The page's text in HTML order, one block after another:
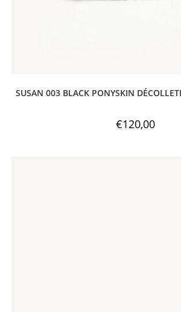
SUSAN 003 BLACK PONYSKIN
€120,00